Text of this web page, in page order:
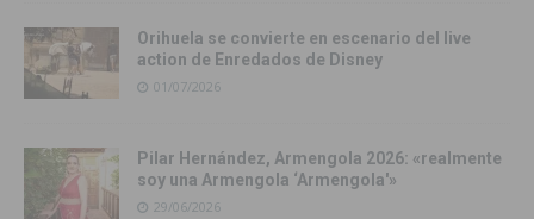
Orihuela se convierte en escenario del live
action de Enredados de Disney
01/07/2026
Pilar Hernández, Armengola 2026: «realmente
soy una Armengola ‘Armengola'»
29/06/2026